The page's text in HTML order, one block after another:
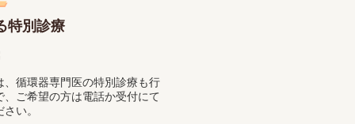
特別診療
循環器専門医の特別診療も行
ご希望の方は電話か受付にて
い。